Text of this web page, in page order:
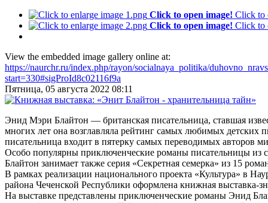
Click to open image! Click to
Click to open image! Click to
View the embedded image gallery online at:
https://naurchr.ru/index.php/rayon/socialnaya_politika/
start=330#sigProId8c02116f9a
Пятница, 05 августа 2022 08:11
Энид Мэри Блайтон — британская писательница, ставшая
многих лет она возглавляла рейтинг самых любимых
писательница входит в пятерку самых переводимых авторов
Особо популярны приключенческие романы писательницы из
Блайтон занимает также серия «Секретная семерка» из 15
В рамках реализации национального проекта «Культура» в
района Чеченской Республики оформлена книжная выставка-
На выставке представлены приключенческие романы Энид